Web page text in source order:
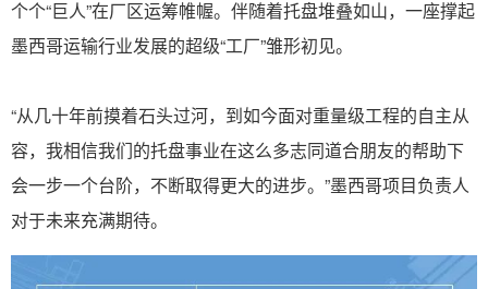
个个“巨人”在厂区运筹帷幄。伴随着托盘堆叠如山，一座撑起
墨西哥运输行业发展的超级“工厂”雏形初见。
“从几十年前摸着石头过河，到如今面对重量级工程的自主从
容，我相信我们的托盘事业在这么多志同道合朋友的帮助下
会一步一个台阶，不断取得更大的进步。”墨西哥项目负责人
对于未来充满期待。